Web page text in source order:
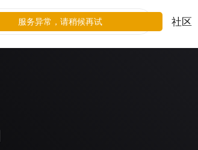
社区
服务异常，请稍候再试